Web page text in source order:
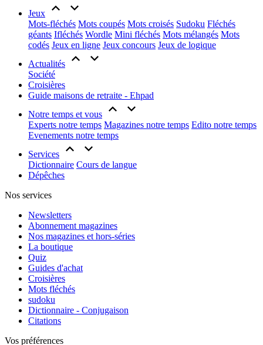
Jeux
Mots-fléchés Mots coupés Mots croisés Sudoku Fléchés
géants Ifléchés Wordle Mini fléchés Mots mélangés Mots
codés Jeux en ligne Jeux concours Jeux de logique
Actualités
Société
Croisières
Guide maisons de retraite - Ehpad
Notre temps et vous
Experts notre temps Magazines notre temps Edito notre temps
Evenements notre temps
Services
Dictionnaire Cours de langue
Dépêches
Nos services
Newsletters
Abonnement magazines
Nos magazines et hors-séries
La boutique
Quiz
Guides d'achat
Croisières
Mots fléchés
sudoku
Dictionnaire - Conjugaison
Citations
Vos préférences